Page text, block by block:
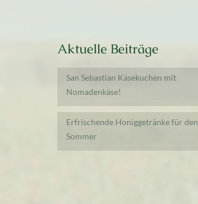
Aktuelle Beiträge
San Sebastian Käsekuchen mit
Nomadenkäse!
Erfrischende Honiggetränke für den
Sommer